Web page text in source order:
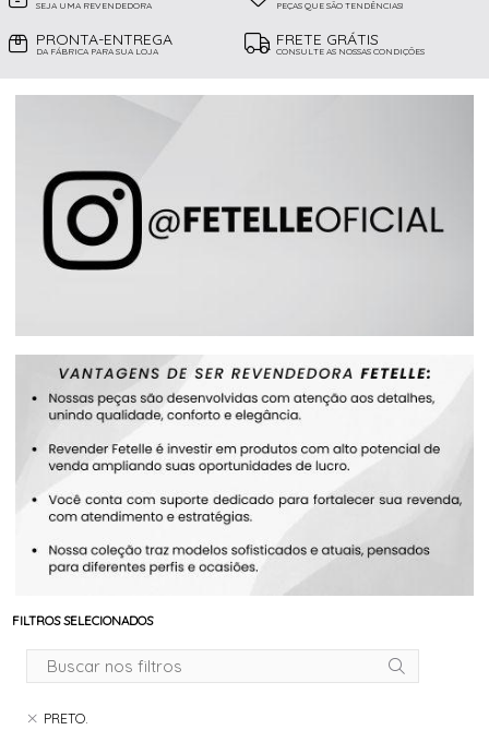
SEJA UMA REVENDEDORA PEÇAS QUE SÃO TENDÊNCIAS!
PRONTA-ENTREGA
DA FÁBRICA PARA SUA LOJA
FRETE GRÁTIS
CONSULTE AS NOSSAS CONDIÇÕES
FILTROS SELECIONADOS
PRETO.